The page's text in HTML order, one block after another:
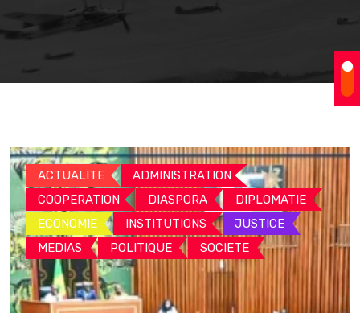
ACTUALITE
ADMINISTRATION
COOPERATION
DIASPORA
DIPLOMATIE
ECONOMIE
INSTITUTIONS
JUSTICE
MEDIAS
POLITIQUE SOCIETE